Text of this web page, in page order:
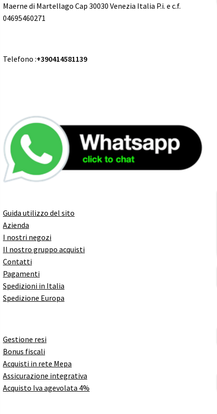
Maerne di Martellago Cap 30030 Venezia Italia P.i. e c.f.
04695460271
Telefono :+390414581139
Guida utilizzo del sito
Azienda
I nostri negozi
Il nostro gruppo acquisti
Contatti
Pagamenti
Spedizioni in Italia
Spedizione Europa
Gestione resi
Bonus fiscali
Acquisti in rete Mepa
Assicurazione integrativa
Acquisto Iva agevolata 4%